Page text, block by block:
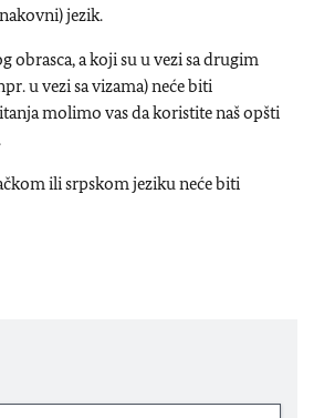
jezik.
obrasca, a koji su u vezi sa drugim
u vezi sa vizama) neće biti
molimo vas da koristite naš opšti
ili srpskom jeziku neće biti